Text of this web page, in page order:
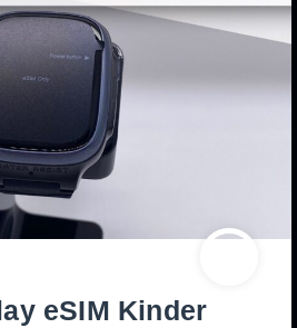
eSIM Kinder